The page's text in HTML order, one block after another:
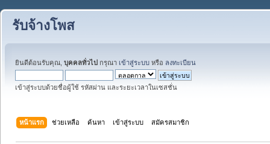
รับจ้างโพส
ยินดีต้อนรับคุณ, บุคคลทั่วไป กรุณา เข้าสู่ระบบ หรือ ลงทะเบียน
เข้าสู่ระบบด้วยชื่อผู้ใช้ รหัสผ่าน และระยะเวลาในเซสชั่น
หน้าแรก ช่วยเหลือ ค้นหา เข้าสู่ระบบ สมัครสมาชิก